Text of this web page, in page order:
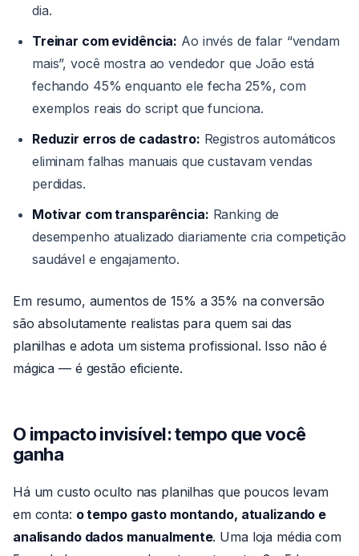
dia.
Treinar com evidência: Ao invés de falar “vendam
mais”, você mostra ao vendedor que João está
fechando 45% enquanto ele fecha 25%, com
exemplos reais do script que funciona.
Reduzir erros de cadastro: Registros automáticos
eliminam falhas manuais que custavam vendas
perdidas.
Motivar com transparência: Ranking de
desempenho atualizado diariamente cria competição
saudável e engajamento.
Em resumo, aumentos de 15% a 35% na conversão
são absolutamente realistas para quem sai das
planilhas e adota um sistema profissional. Isso não é
mágica — é gestão eficiente.
O impacto invisível: tempo que você
ganha
Há um custo oculto nas planilhas que poucos levam
em conta: o tempo gasto montando, atualizando e
analisando dados manualmente. Uma loja média com